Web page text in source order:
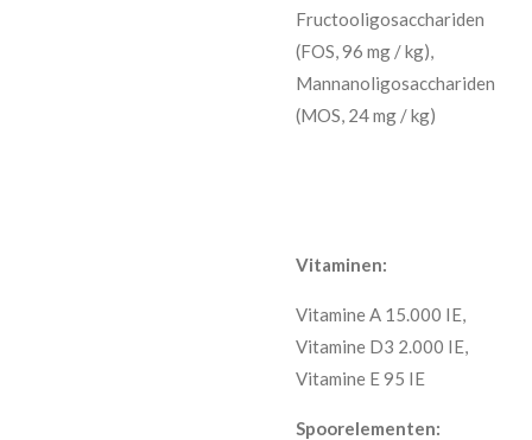
Fructooligosacchariden
(FOS, 96 mg / kg),
Mannanoligosacchariden
(MOS, 24 mg / kg)
Vitaminen:
Vitamine A 15.000 IE,
Vitamine D3 2.000 IE,
Vitamine E 95 IE
Spoorelementen: